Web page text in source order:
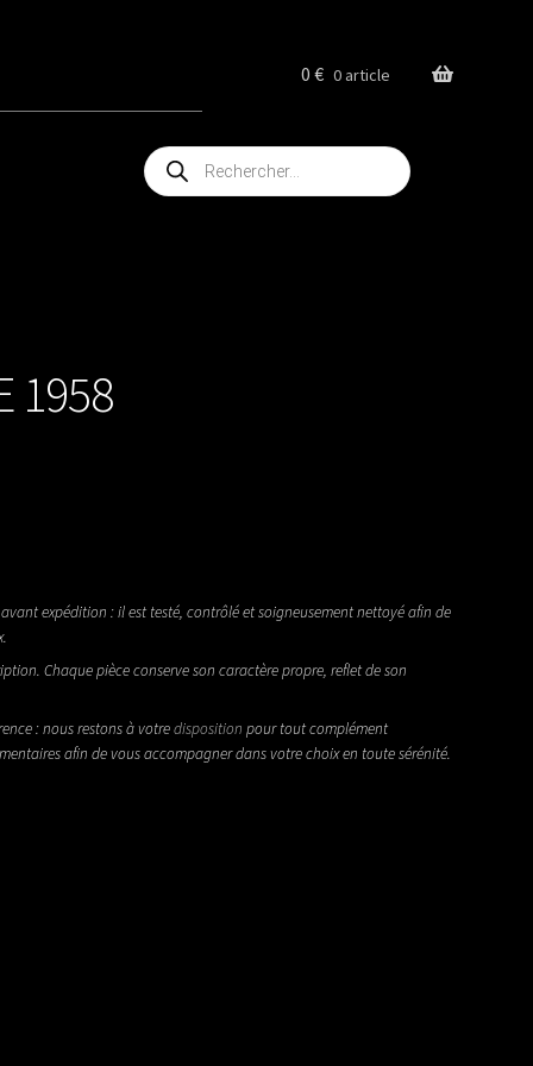
0€ 0 article
Recherche
de
produits
1958
expédition : il est testé, contrôlé et soigneusement nettoyé afin de
Chaque pièce conserve son caractère propre, reflet de son
: nous restons à votredisposition pour tout complément
afin de vous accompagner dans votre choix en toute sérénité.